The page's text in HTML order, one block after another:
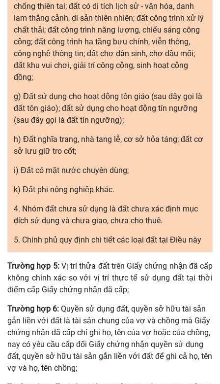
chống thiên tai; đất có di tích lịch sử - văn hóa, danh
lam thắng cảnh, di sản thiên nhiên; đất công trình xử lý
chất thải; đất công trình năng lượng, chiếu sáng công
cộng; đất công trình hạ tầng bưu chính, viễn thông,
công nghệ thông tin; đất chợ dân sinh, chợ đầu mối;
đất khu vui chơi, giải trí công cộng, sinh hoạt cộng
đồng;
g) Đất sử dụng cho hoạt động tôn giáo (sau đây gọi là
đất tôn giáo); đất sử dụng cho hoạt động tín ngưỡng
(sau đây gọi là đất tín ngưỡng);
h) Đất nghĩa trang, nhà tang lễ, cơ sở hỏa táng; đất cơ
sở lưu giữ tro cốt;
i) Đất có mặt nước chuyên dùng;
k) Đất phi nông nghiệp khác.
4. Nhóm đất chưa sử dụng là đất chưa xác định mục
đích sử dụng và chưa giao, chưa cho thuê.
5. Chính phủ quy định chi tiết các loại đất tại Điều này
Trường hợp 5:Vị tríthửa đất trên Giấy chứng nhận đã cấp
không chính xác so với vị trí thực tế sử dụng đất tại thời
điểm cấp Giấy chứng nhận đã cấp;
Trường hợp 6: Quyền sử dụng đất, quyền sở hữu tài sản
gắn liền với đất là tài sản chung của vợ và chồng mà Giấy
chứng nhận đã cấp chỉ ghi họ, tên của vợ hoặc của chồng,
nay có yêu cầu cấp đổi Giấy chứng nhận quyền sử dụng
đất, quyền sở hữu tài sản gắn liền với đất để ghi cả họ, tên
vợ và họ, tên chồng;